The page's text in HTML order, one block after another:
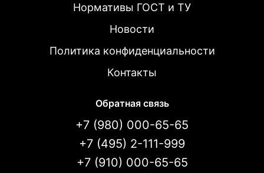
Нормативы ГОСТ и ТУ
Новости
Политика конфиденциальности
Контакты
Обратная связь
+7 (980) 000-65-65
+7 (495) 2-111-999
+7 (910) 000-65-65